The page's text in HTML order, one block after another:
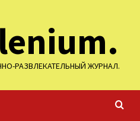
РАЗВЛЕКАТЕЛЬНЫЙ ЖУРНАЛ.